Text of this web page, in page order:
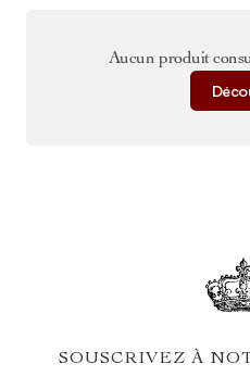
Aucun produit
SOUSCRIVEZ À